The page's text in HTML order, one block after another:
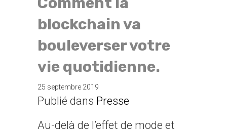
blockchain va
bouleverser votre
vie quotidienne.
25 septembre 2019
Publié dans Presse
Au-delà de l’effet de mode et